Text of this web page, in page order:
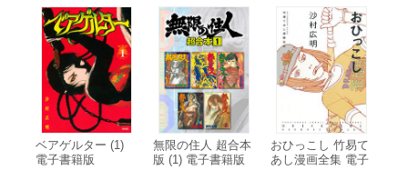
ベアゲルター (1)
電子書籍版
無限の住人 超合本
版 (1) 電子書籍版
おひっこし 竹易て
あし漫画全集 電子